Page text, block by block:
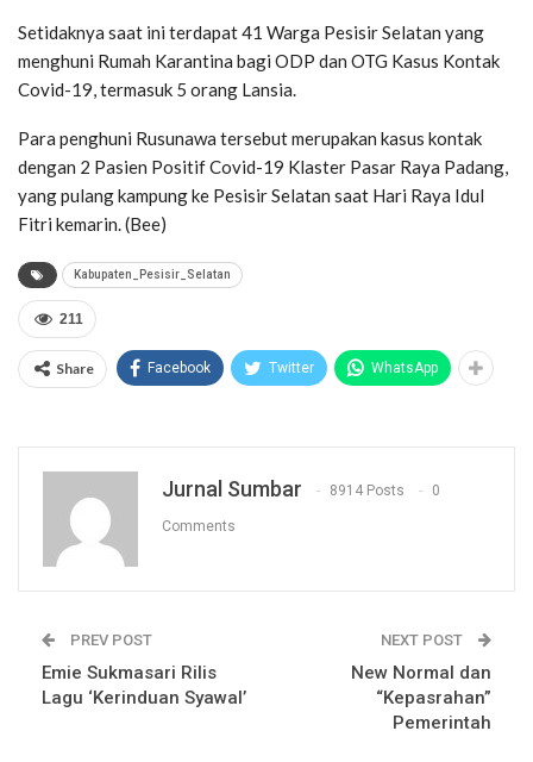
Setidaknya saat ini terdapat 41 Warga Pesisir Selatan yang
menghuni Rumah Karantina bagi ODP dan OTG Kasus Kontak
Covid-19, termasuk 5 orang Lansia.
Para penghuni Rusunawa tersebut merupakan kasus kontak
dengan 2 Pasien Positif Covid-19 Klaster Pasar Raya Padang,
yang pulang kampung ke Pesisir Selatan saat Hari Raya Idul
Fitri kemarin. (Bee)
Kabupaten_Pesisir_Selatan
211
Share Facebook Twitter WhatsApp
Jurnal Sumbar 8914 Posts 0
Comments
PREV POST
Emie Sukmasari Rilis
Lagu ‘Kerinduan Syawal’
NEXT POST
New Normal dan
“Kepasrahan”
Pemerintah